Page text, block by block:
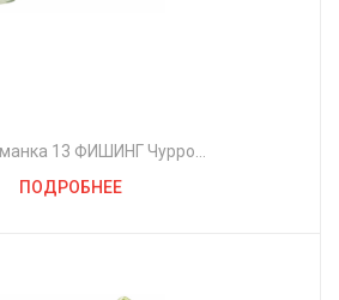
13 ФИШИНГ Чурро
ПОДРОБНЕЕ